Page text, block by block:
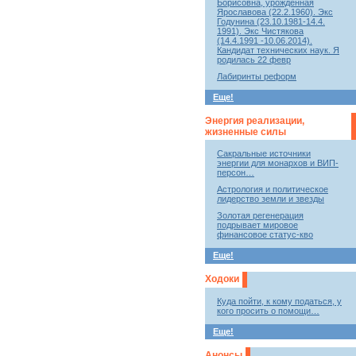
Борисовна, урожденная
Ярославова (22.2.1960). Экс
Годунина (23.10.1981-14.4.
1991). Экс Чистякова
(14.4.1991 -10.06.2014).
Кандидат технических наук. Я
родилась 22 февр
Лабиринты реформ
Еще!
Энергия реализации,
жизненные силы
Сакральные источники
энергии для монархов и ВИП-
персон…
Астрология и политическое
лидерство земли и звезды
Золотая регенерация
подрывает мировое
финансовое статус-кво
Еще!
Ходоки
Куда пойти, к кому податься, у
кого просить о помощи…
Еще!